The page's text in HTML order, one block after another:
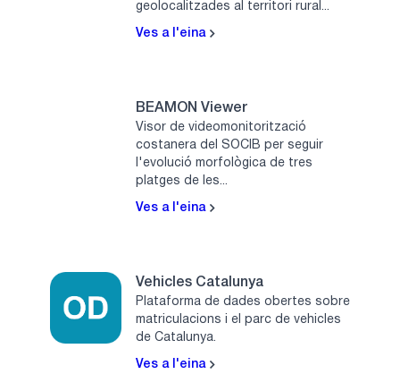
geolocalitzades al territori rural...
Ves a l'eina
BEAMON Viewer
Visor de videomonitorització
costanera del SOCIB per seguir
l'evolució morfològica de tres
platges de les...
Ves a l'eina
Vehicles Catalunya
Plataforma de dades obertes sobre
matriculacions i el parc de vehicles
de Catalunya.
Ves a l'eina